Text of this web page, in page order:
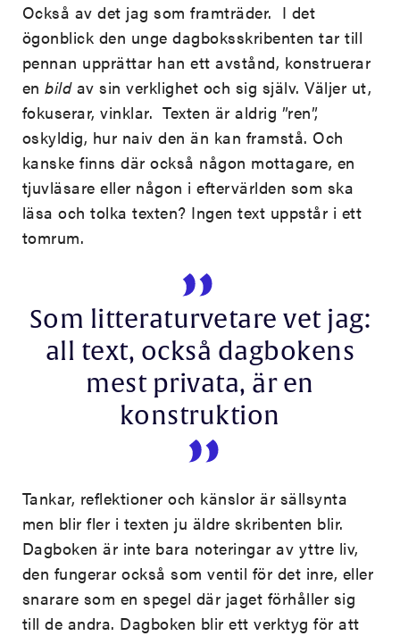
Också av det jag som framträder. I det
ögonblick den unge dagboksskribenten tar till
pennan upprättar han ett avstånd, konstruerar
enbild av sin verklighet och sig själv. Väljer ut,
fokuserar, vinklar. Texten är aldrig ”ren”,
oskyldig, hur naiv den än kan framstå. Och
kanske finns där också någon mottagare, en
tjuvläsare eller någon i eftervärlden som ska
läsa och tolka texten? Ingen text uppstår i ett
tomrum.
Som litteraturvetare vet jag:
all text, också dagbokens
mest privata, är en
konstruktion
Tankar, reflektioner och känslor är sällsynta
men blir fler i texten ju äldre skribenten blir.
Dagboken är inte bara noteringar av yttre liv,
den fungerar också som ventil för det inre, eller
snarare som en spegel där jaget förhåller sig
till de andra. Dagboken blir ett verktyg för att